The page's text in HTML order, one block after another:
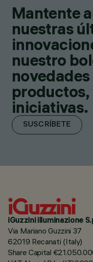
Mantente
nuestras
nuestro
productos,
iniciativas.
SUSCRÍBETE
iGuzzini illuminazione
Via Mariano Guzzini 37
62019 Recanati (Italy)
Share Capital